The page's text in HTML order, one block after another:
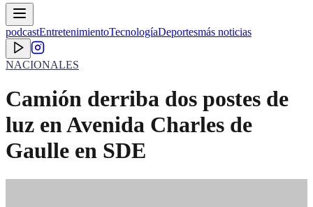
podcastEntretenimientoTecnologíaDeportesmás noticias
NACIONALES
Camión derriba dos postes de
luz en Avenida Charles de
Gaulle en SDE